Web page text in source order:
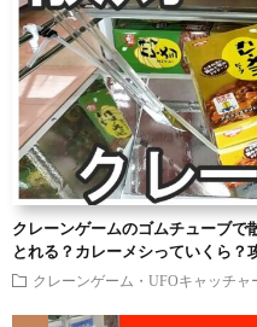
クレーンゲームのゴムチューブで
とれる？カレーメシっていくら？
クレーンゲーム・UFOキャッチャ